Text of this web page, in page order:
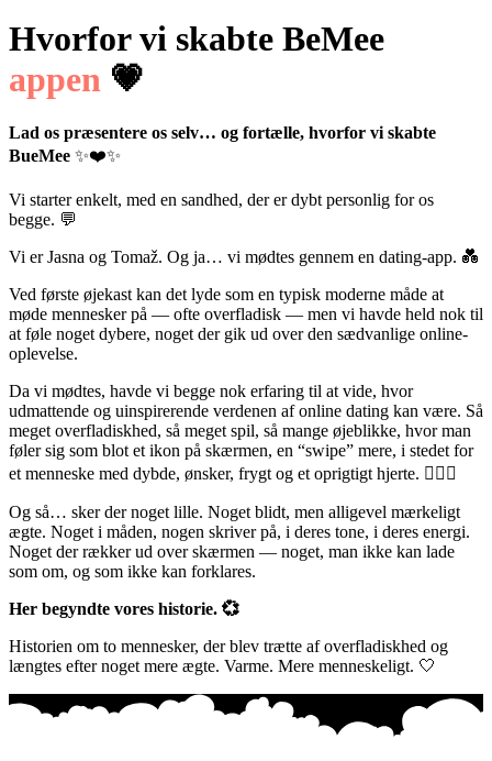
Hvorfor vi skabte BeMee
appen 💗
Lad os præsentere os selv… og fortælle, hvorfor vi skabte
BueMee ✨❤️✨
Vi starter enkelt, med en sandhed, der er dybt personlig for os
begge. 💬
Vi er Jasna og Tomaž. Og ja… vi mødtes gennem en dating-app. 💑
Ved første øjekast kan det lyde som en typisk moderne måde at
møde mennesker på — ofte overfladisk — men vi havde held nok til
at føle noget dybere, noget der gik ud over den sædvanlige online-
oplevelse.
Da vi mødtes, havde vi begge nok erfaring til at vide, hvor
udmattende og uinspirerende verdenen af online dating kan være. Så
meget overfladiskhed, så meget spil, så mange øjeblikke, hvor man
føler sig som blot et ikon på skærmen, en “swipe” mere, i stedet for
et menneske med dybde, ønsker, frygt og et oprigtigt hjerte. 😮‍💨💔
Og så… sker der noget lille. Noget blidt, men alligevel mærkeligt
ægte. Noget i måden, nogen skriver på, i deres tone, i deres energi.
Noget der rækker ud over skærmen — noget, man ikke kan lade
som om, og som ikke kan forklares.
Her begyndte vores historie. 💞
Historien om to mennesker, der blev trætte af overfladiskhed og
længtes efter noget mere ægte. Varme. Mere menneskeligt. 🤍